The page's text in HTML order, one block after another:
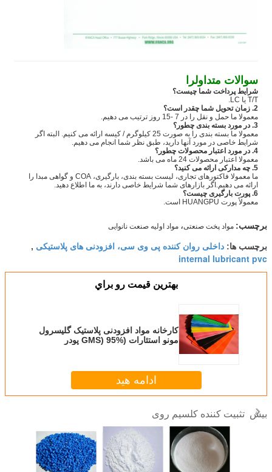
سوالات متداولرا
شرایط پرداخت شما چیست؟
T/T یا LC.
2. زمان تحویل شما چقدر است؟
معمولا ما حمل و نقل را در 7 -15 روز ترتیب می دهیم.
3. در مورد بسته بندی چطور؟
معمولا ما بسته بندی را به صورت 25 کیلوگرم / کیسه ارائه می کنیم. البته اگر
شرایط خاصی در مورد آنها دارید، طبق نظر شما انجام می دهیم.
4. در مورد اعتبار محصولات چطور؟
معمولا اعتبار محصولات 24 ماه می باشد.
5. چه مدارکی ارائه می کنید؟
ما معمولا فاکتورهای تجاری، لیست بسته بندی، بارگیری، COA و گواهی مبدا را
ارائه می دهیم.اگر بازارهای شما شرایط خاصی دارند، به ما اطلاع دهید.
6. پورت بارگیری چیست؟
معمولاً پورت HUANGPU است.
برچسب: مواد پخت صنعتی، مواد اولیه صنعت نانوایی
برچسب ها: داخلی روان کننده پی وی سی، افزودنی های پلاستیکی ,
internal lubricant pvc
بهترين قيمت رو براي
کارخانه مواد افزودنی پلاستیک گلیسرول
مونو استئارات (GMS) 95% پودر
ادامه هید
بیش تثبیت کننده کلسیم روی